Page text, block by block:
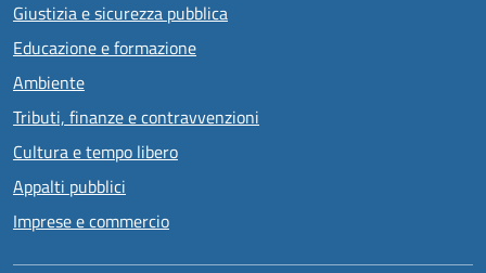
Giustizia e sicurezza pubblica
Educazione e formazione
Ambiente
Tributi, finanze e contravvenzioni
Cultura e tempo libero
Appalti pubblici
Imprese e commercio